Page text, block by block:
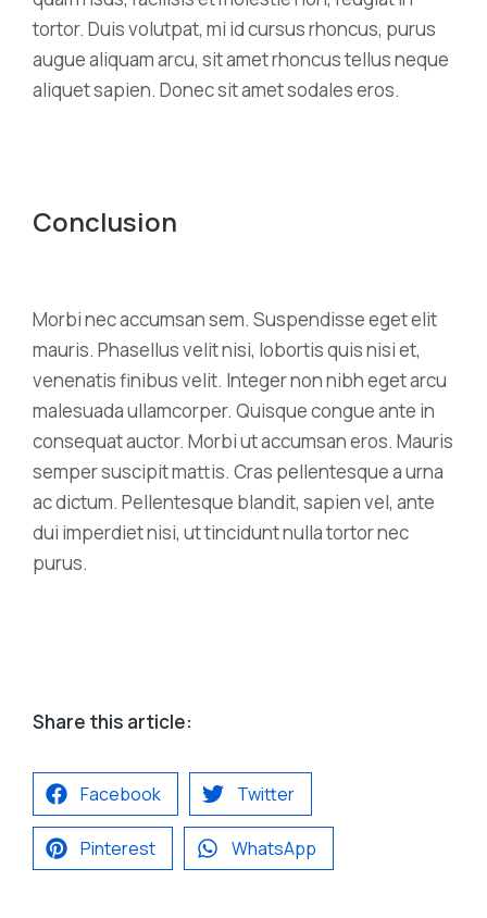
tortor. Duis volutpat, mi id cursus rhoncus, purus
augue aliquam arcu, sit amet rhoncus tellus neque
aliquet sapien. Donec sit amet sodales eros.
Conclusion
Morbi nec accumsan sem. Suspendisse eget elit
mauris. Phasellus velit nisi, lobortis quis nisi et,
venenatis finibus velit. Integer non nibh eget arcu
malesuada ullamcorper. Quisque congue ante in
consequat auctor. Morbi ut accumsan eros. Mauris
semper suscipit mattis. Cras pellentesque a urna
ac dictum. Pellentesque blandit, sapien vel, ante
dui imperdiet nisi, ut tincidunt nulla tortor nec
purus.
Share this article:
Facebook Twitter
Pinterest WhatsApp